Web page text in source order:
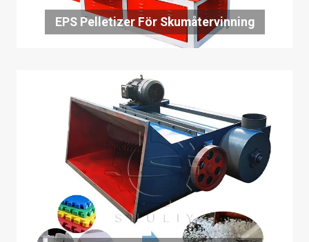
EPS Pelletizer För Skumåtervinning